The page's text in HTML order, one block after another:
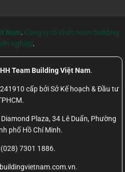
Nam. Công ty tổ chức team building
nghiệp.
Team Building Việt Nam.
cấp bởi Sở Kế hoạch & Đầu tư
Plaza, 34 Lê Duẩn, Phường
phố Hồ Chí Minh.
7301 1886.